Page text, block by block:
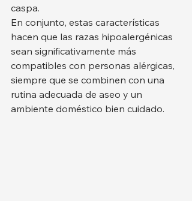
caspa.
En conjunto, estas características
hacen que las razas hipoalergénicas
sean significativamente más
compatibles con personas alérgicas,
siempre que se combinen con una
rutina adecuada de aseo y un
ambiente doméstico bien cuidado.